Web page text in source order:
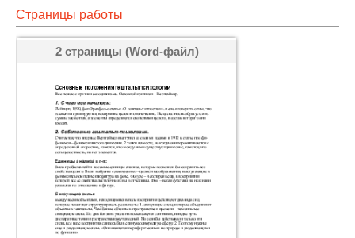
Страницы работы
2 страницы (Word-файл)